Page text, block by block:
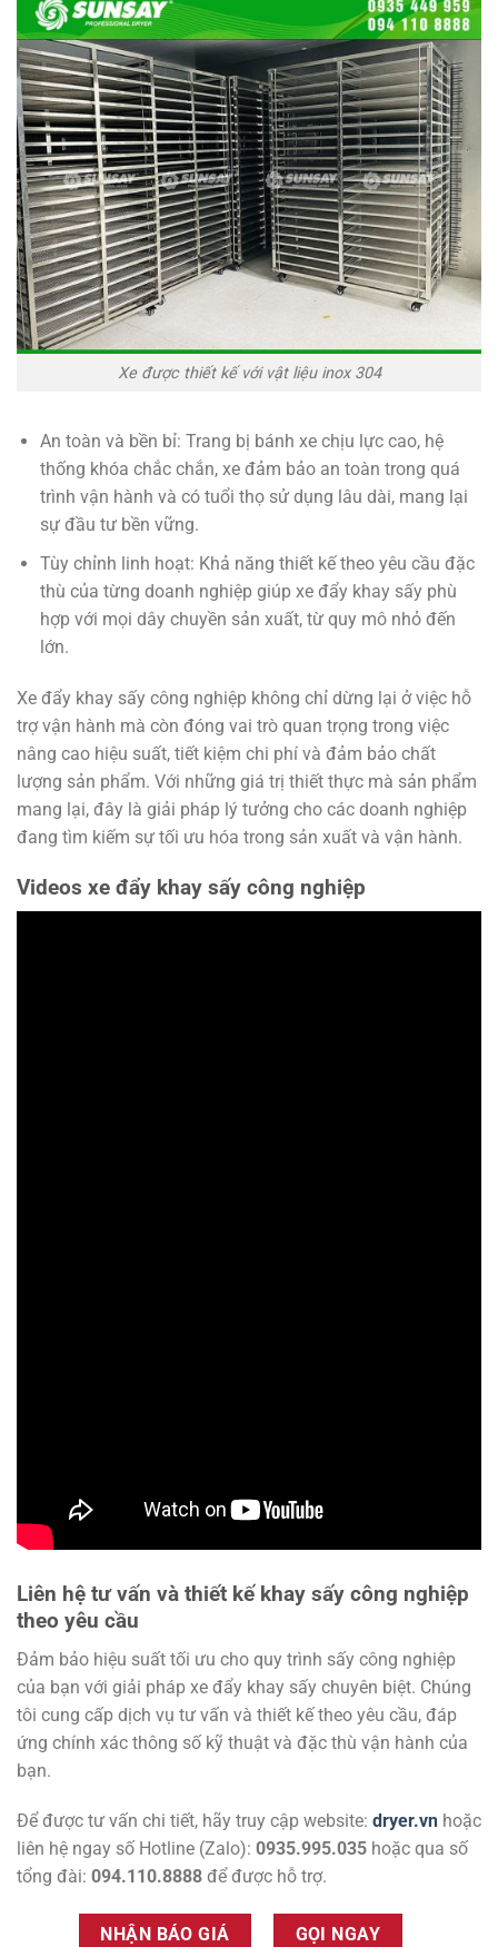
Xe được thiết kế với vật liệu inox 304
An toàn và bền bỉ: Trang bị bánh xe chịu lực cao, hệ
thống khóa chắc chắn, xe đảm bảo an toàn trong quá
trình vận hành và có tuổi thọ sử dụng lâu dài, mang lại
sự đầu tư bền vững.
Tùy chỉnh linh hoạt: Khả năng thiết kế theo yêu cầu đặc
thù của từng doanh nghiệp giúp xe đẩy khay sấy phù
hợp với mọi dây chuyền sản xuất, từ quy mô nhỏ đến
lớn.
Xe đẩy khay sấy công nghiệp không chỉ dừng lại ở việc hỗ
trợ vận hành mà còn đóng vai trò quan trọng trong việc
nâng cao hiệu suất, tiết kiệm chi phí và đảm bảo chất
lượng sản phẩm. Với những giá trị thiết thực mà sản phẩm
mang lại, đây là giải pháp lý tưởng cho các doanh nghiệp
đang tìm kiếm sự tối ưu hóa trong sản xuất và vận hành.
Videos xe đẩy khay sấy công nghiệp
Liên hệ tư vấn và thiết kế khay sấy công nghiệp
theo yêu cầu
Đảm bảo hiệu suất tối ưu cho quy trình sấy công nghiệp
của bạn với giải pháp xe đẩy khay sấy chuyên biệt. Chúng
tôi cung cấp dịch vụ tư vấn và thiết kế theo yêu cầu, đáp
ứng chính xác thông số kỹ thuật và đặc thù vận hành của
bạn.
Để được tư vấn chi tiết, hãy truy cập website: dryer.vn hoặc
liên hệ ngay số Hotline (Zalo): 0935.995.035 hoặc qua số
tổng đài: 094.110.8888 để được hỗ trợ.
NHẬN BÁO GIÁ GỌI NGAY